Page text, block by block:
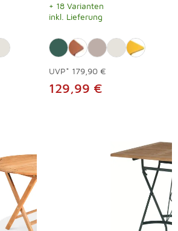
+ 18 Varianten
inkl. Lieferung
UVP* 179,90 €
129,99 €